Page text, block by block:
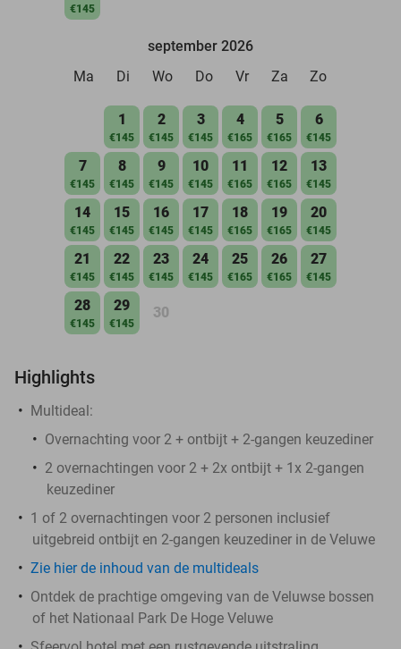
€145
september 2026
Ma
Di Wo Do Vr Za Zo
1
€145
2
€145
3
€145
4
€165
5
€165
6
€145
7
€145
8
€145
9
€145
10
€145
11
€165
12
€165
13
€145
14
€145
15
€145
16
€145
17
€145
18
€165
19
€165
20
€145
21
€145
22
€145
23
€145
24
€145
25
€165
26
€165
27
€145
28
€145
29
€145
30
Highlights
Multideal:
Overnachting voor 2 + ontbijt + 2-gangen keuzediner
2 overnachtingen voor 2 + 2x ontbijt + 1x 2-gangen
keuzediner
1 of 2 overnachtingen voor 2 personen inclusief
uitgebreid ontbijt en 2-gangen keuzediner in de Veluwe
Zie hier de inhoud van de multideals
Ontdek de prachtige omgeving van de Veluwse bossen
of het Nationaal Park De Hoge Veluwe